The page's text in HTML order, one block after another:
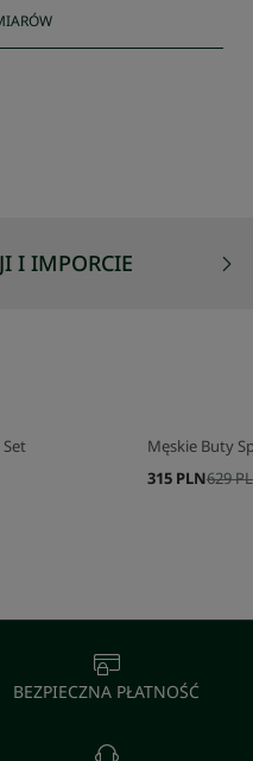
I IMPORCIE
Męskie Buty
629
315 PLN
BEZPIECZNA PŁATNOŚĆ